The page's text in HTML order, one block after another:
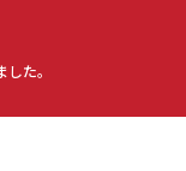
た。